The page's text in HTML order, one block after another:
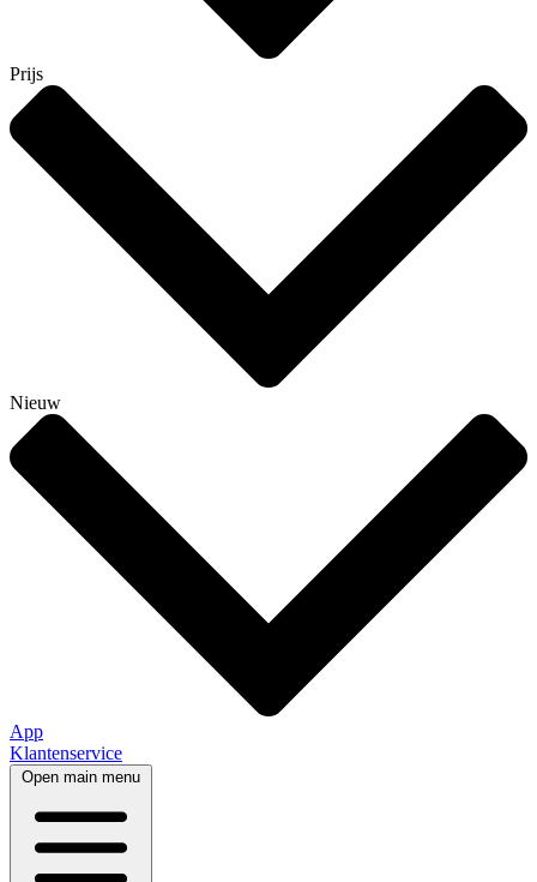
Prijs
Nieuw
App
Klantenservice
Open main menu